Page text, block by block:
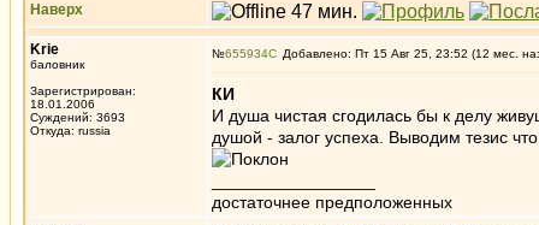
Наверх
Krie
баловник
Зарегистрирован:
18.01.2006
Суждений: 3693
Откуда: russia
№655934 Добавлено: Пт 15 Авг 25, 23:52 (12 мес.
КИ
И душа чистая сгодилась бы к делу
душой - залог успеха. Выводим тезис
достаточнее предположенных